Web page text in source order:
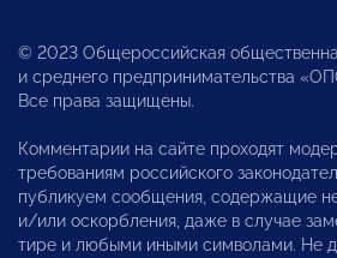
© 2023 Общероссийская
и среднего предпринимательства
Все права защищены.
Комментарии на сайте проходят
требованиям российского
публикуем сообщения, содержащие
и/или оскорбления, даже в случае
тире и любыми иными символами. Не